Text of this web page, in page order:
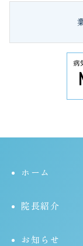
ホーム
院長紹介
お知らせ